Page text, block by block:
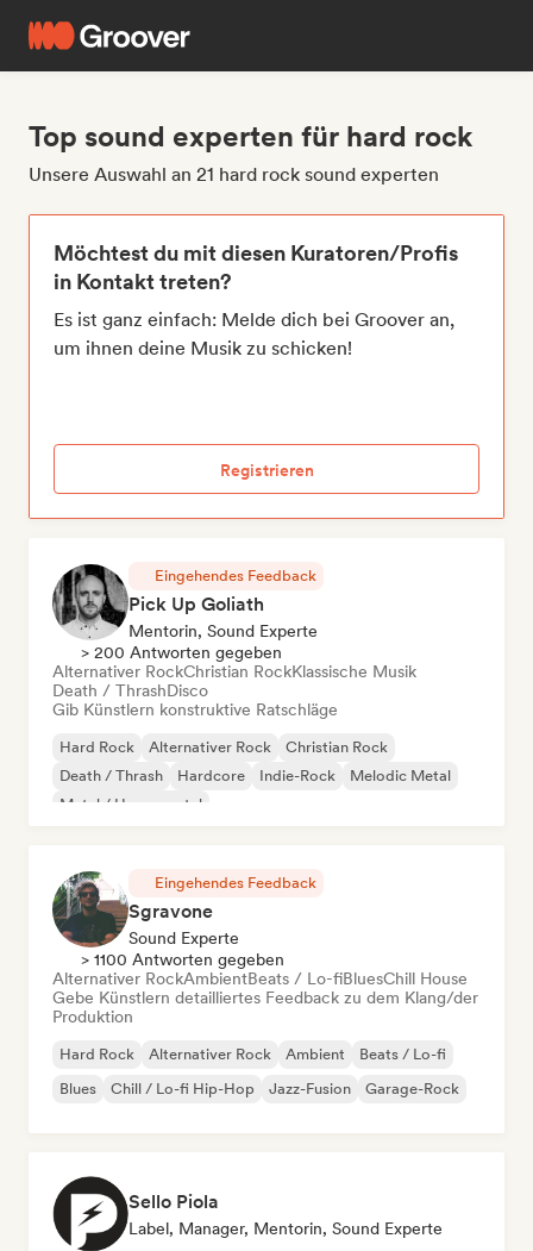
Top sound experten für hard rock
Unsere Auswahl an 21 hard rock sound experten
Möchtest du mit diesen Kuratoren/Profis
in Kontakt treten?
Es ist ganz einfach: Melde dich bei Groover an,
um ihnen deine Musik zu schicken!
Registrieren
Eingehendes Feedback
Pick Up Goliath
Mentorin, Sound Experte
> 200 Antworten gegeben
Alternativer RockChristian RockKlassische Musik
Death / ThrashDisco
Gib Künstlern konstruktive Ratschläge
Hard Rock Alternativer Rock
Christian Rock
Death / Thrash
Hardcore Indie-Rock
Melodic Metal
Metal / Heavy metal
Eingehendes Feedback
Sgravone
Sound Experte
> 1100 Antworten gegeben
Alternativer RockAmbientBeats / Lo-fiBluesChill House
Gebe Künstlern detailliertes Feedback zu dem Klang/der
Produktion
Hard Rock Alternativer Rock Ambient
Beats / Lo-fi
Blues
Chill / Lo-fi Hip-Hop Jazz-Fusion Garage-Rock
Sello Piola
Label, Manager, Mentorin, Sound Experte